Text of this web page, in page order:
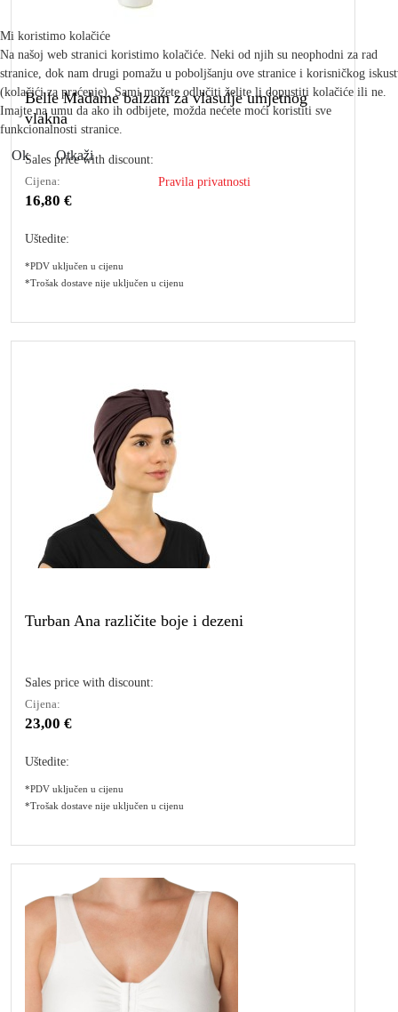
Belle Madame balzam za vlasulje umjetnog
vlakna
Sales price with discount:
Cijena:
16,80 €
Uštedite:
*PDV uključen u cijenu
*Trošak dostave nije uključen u cijenu
Turban Ana različite boje i dezeni
Sales price with discount:
Cijena:
23,00 €
Uštedite:
*PDV uključen u cijenu
*Trošak dostave nije uključen u cijenu
Mi koristimo kolačiće
Na našoj web stranici koristimo kolačiće. Neki od njih su neophodni za rad
stranice, dok nam drugi pomažu u poboljšanju ove stranice i korisničkog
(kolačići za praćenje). Sami možete odlučiti želite li dopustiti kolačiće ili ne.
Imajte na umu da ako ih odbijete, možda nećete moći koristiti sve
funkcionalnosti stranice.
Ok Otkaži
Pravila privatnosti